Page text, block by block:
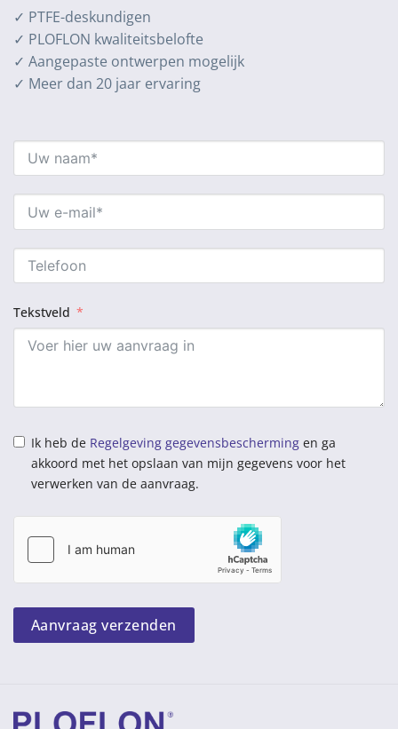
✓ PTFE-deskundigen
✓ PLOFLON kwaliteitsbelofte
✓ Aangepaste ontwerpen mogelijk
✓ Meer dan 20 jaar ervaring
Tekstveld
Ik heb de Regelgeving gegevensbescherming en ga
akkoord met het opslaan van mijn gegevens voor het
verwerken van de aanvraag.
Aanvraag verzenden